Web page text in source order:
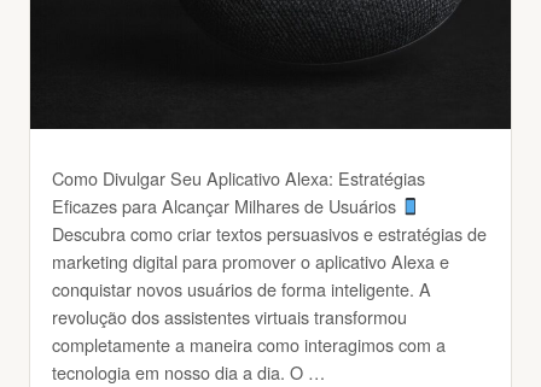
Como Divulgar Seu Aplicativo Alexa: Estratégias
Eficazes para Alcançar Milhares de Usuários
Descubra como criar textos persuasivos e estratégias de
marketing digital para promover o aplicativo Alexa e
conquistar novos usuários de forma inteligente. A
revolução dos assistentes virtuais transformou
completamente a maneira como interagimos com a
tecnologia em nosso dia a dia. O …